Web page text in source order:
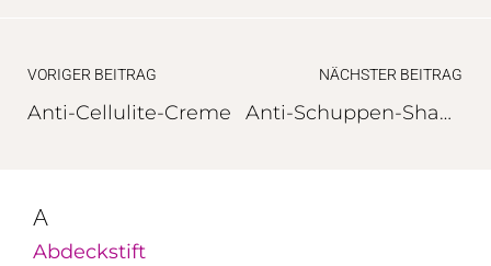
VORIGER BEITRAG
Anti-Cellulite-Creme
NÄCHSTER BEITRAG
Anti-Schuppen-Shampoo
A
Abdeckstift